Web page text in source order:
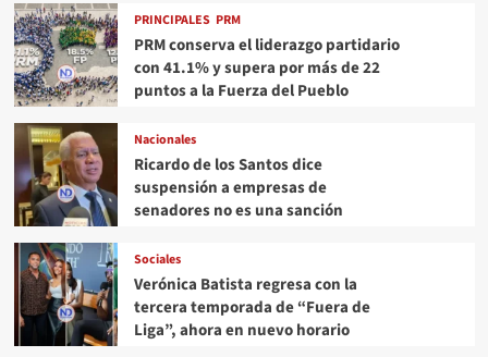
PRINCIPALES PRM
PRM conserva el liderazgo partidario
con 41.1% y supera por más de 22
puntos a la Fuerza del Pueblo
Nacionales
Ricardo de los Santos dice
suspensión a empresas de
senadores no es una sanción
Sociales
Verónica Batista regresa con la
tercera temporada de “Fuera de
Liga”, ahora en nuevo horario